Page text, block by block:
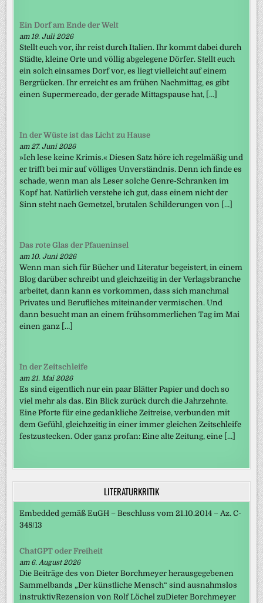
Ein Dorf am Ende der Welt
am 19. Juli 2026
Stellt euch vor, ihr reist durch Italien. Ihr kommt dabei durch
Städte, kleine Orte und völlig abgelegene Dörfer. Stellt euch
ein solch einsames Dorf vor, es liegt vielleicht auf einem
Bergrücken. Ihr erreicht es am frühen Nachmittag, es gibt
einen Supermercado, der gerade Mittagspause hat, […]
In der Wüste ist das Licht zu Hause
am 27. Juni 2026
»Ich lese keine Krimis.« Diesen Satz höre ich regelmäßig und
er trifft bei mir auf völliges Unverständnis. Denn ich finde es
schade, wenn man als Leser solche Genre-Schranken im
Kopf hat. Natürlich verstehe ich gut, dass einem nicht der
Sinn steht nach Gemetzel, brutalen Schilderungen von […]
Das rote Glas der Pfaueninsel
am 10. Juni 2026
Wenn man sich für Bücher und Literatur begeistert, in einem
Blog darüber schreibt und gleichzeitig in der Verlagsbranche
arbeitet, dann kann es vorkommen, dass sich manchmal
Privates und Berufliches miteinander vermischen. Und
dann besucht man an einem frühsommerlichen Tag im Mai
einen ganz […]
In der Zeitschleife
am 21. Mai 2026
Es sind eigentlich nur ein paar Blätter Papier und doch so
viel mehr als das. Ein Blick zurück durch die Jahrzehnte.
Eine Pforte für eine gedankliche Zeitreise, verbunden mit
dem Gefühl, gleichzeitig in einer immer gleichen Zeitschleife
festzustecken. Oder ganz profan: Eine alte Zeitung, eine […]
LITERATURKRITIK
Embedded gemäß EuGH – Beschluss vom 21.10.2014 – Az. C-
348/13
ChatGPT oder Freiheit
am 6. August 2026
Die Beiträge des von Dieter Borchmeyer herausgegebenen
Sammelbands „Der künstliche Mensch“ sind ausnahmslos
instruktivRezension von Rolf Löchel zuDieter Borchmeyer